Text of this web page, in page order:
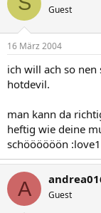
Guest
16 März 2004
ich will ach so
hotdevil.
man kann da
heftig wie deine
schöööööön :love1
A Guest